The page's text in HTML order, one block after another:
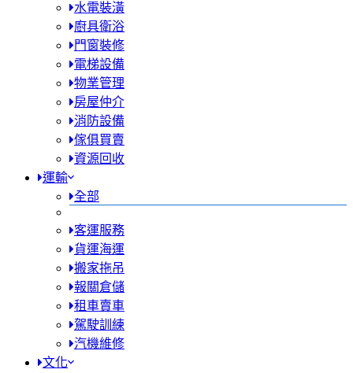
水電裝潢
廚具衛浴
門窗裝修
電梯設備
物業管理
房屋仲介
消防設備
傢俱買賣
資源回收
運輸
全部
客運服務
貨運海運
搬家拖吊
報關倉儲
租車賣車
駕駛訓練
汽機維修
文化